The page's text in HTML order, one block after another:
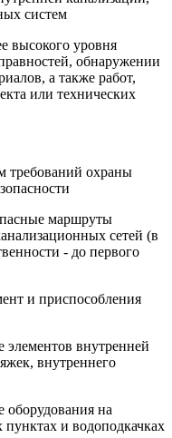
систем
высокого уровня
обнаружении
а также работ,
или технических
требований охраны
маршруты
сетей (в
- до первого
и приспособления
элементов внутренней
внутреннего
оборудования на
и водоподкачках